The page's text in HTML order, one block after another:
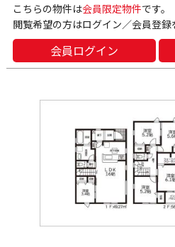
こちらの物件は会員限定物件です。
閲覧希望の方はログイン／会員登録
会員ログイン